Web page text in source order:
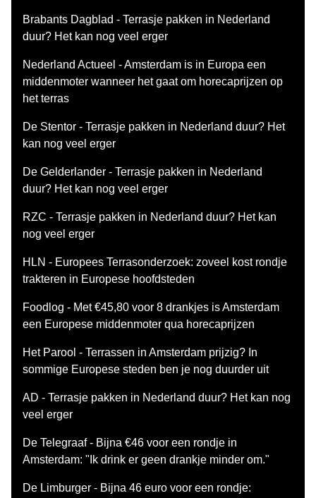
Brabants Dagblad - Terrasje pakken in Nederland
duur? Het kan nog veel erger
Nederland Actueel - Amsterdam is in Europa een
middenmoter wanneer het gaat om horecaprijzen op
het terras
De Stentor - Terrasje pakken in Nederland duur? Het
kan nog veel erger
De Gelderlander - Terrasje pakken in Nederland
duur? Het kan nog veel erger
RZC - Terrasje pakken in Nederland duur? Het kan
nog veel erger
HLN - Europees Terrasonderzoek: zoveel kost rondje
trakteren in Europese hoofdsteden
Foodlog - Met €45,80 voor 8 drankjes is Amsterdam
een Europese middenmoter qua horecaprijzen
Het Parool - Terrassen in Amsterdam prijzig? In
sommige Europese steden ben je nog duurder uit
AD - Terrasje pakken in Nederland duur? Het kan nog
veel erger
De Telegraaf - Bijna €46 voor een rondje in
Amsterdam: "Ik drink er geen drankje minder om."
De Limburger - Bijna 46 euro voor een rondje: